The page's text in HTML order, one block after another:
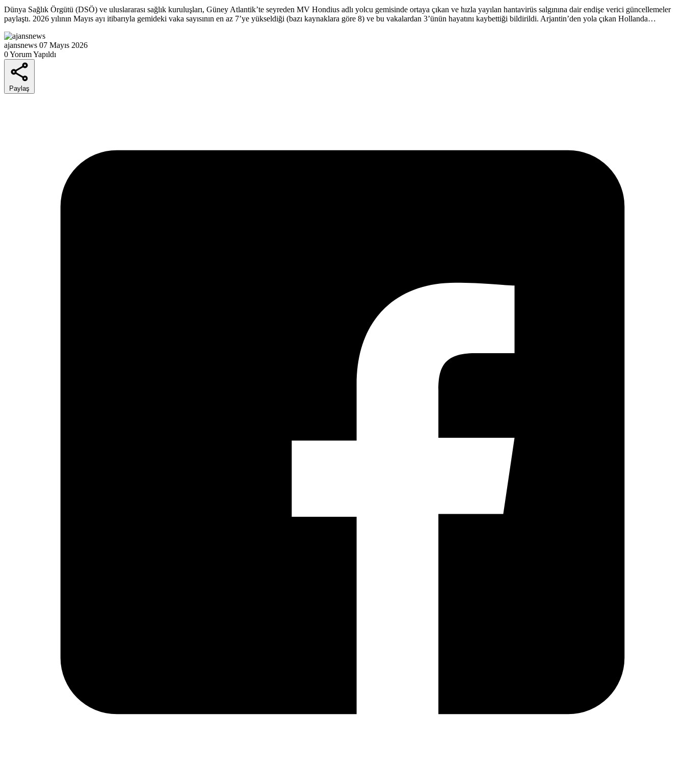
Dünya Sağlık Örgütü (DSÖ) ve uluslararası sağlık kuruluşları, Güney Atlantik’te seyreden MV Hondius adlı yolcu gemisinde ortaya çıkan ve hızla yayılan hantavirüs salgınına dair endişe verici güncellemeler
paylaştı. 2026 yılının Mayıs ayı itibarıyla gemideki vaka sayısının en az 7’ye yükseldiği (bazı kaynaklara göre 8) ve bu vakalardan 3’ünün hayatını kaybettiği bildirildi. Arjantin’den yola çıkan Hollanda…
ajansnews 07 Mayıs 2026
0 Yorum Yapıldı
Paylaş